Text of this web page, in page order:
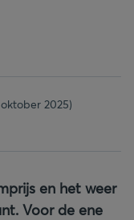
2025)
en het weer
Voor de ene